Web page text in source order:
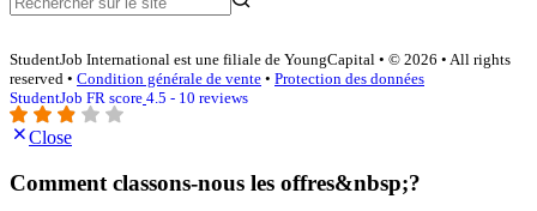
StudentJob International est une filiale de YoungCapital • © 2026 • All rights
reserved • Condition générale de vente • Protection des données
StudentJob FR score 4.5 - 10 reviews
Close
Comment classons-nous les offres&nbsp;?